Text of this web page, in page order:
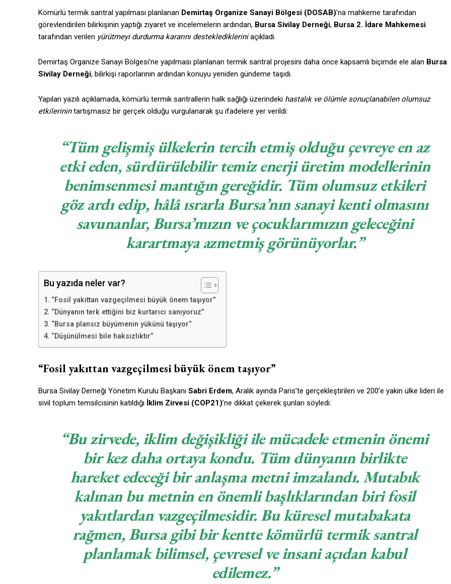
Kömürlü termik santral yapılması planlanan Demirtaş Organize Sanayi Bölgesi (DOSAB)’na mahkeme tarafından
görevlendirilen bilirkişinin yaptığı ziyaret ve incelemelerin ardından, Bursa Sivilay Derneği, Bursa 2. İdare Mahkemesi
tarafından verilen yürütmeyi durdurma kararını destekledikleriniaçıkladı.
Demirtaş Organize Sanayi Bölgesi’ne yapılması planlanan termik santral projesini daha önce kapsamlı biçimde ele alan Bursa
Sivilay Derneği, bilirkişi raporlarının ardından konuyu yeniden gündeme taşıdı.
Yapılan yazılı açıklamada, kömürlü termik santrallerin halk sağlığı üzerindeki hastalık ve ölümle sonuçlanabilen olumsuz
etkilerinintartışmasız bir gerçek olduğu vurgulanarak şu ifadelere yer verildi:
“Tüm gelişmiş ülkelerin tercih etmiş olduğu çevreye en az
etki eden, sürdürülebilir temiz enerji üretim modellerinin
benimsenmesi mantığın gereğidir. Tüm olumsuz etkileri
göz ardı edip, hâlâ ısrarla Bursa’nın sanayi kenti olmasını
savunanlar, Bursa’mızın ve çocuklarımızın geleceğini
karartmaya azmetmiş görünüyorlar.”
Bu yazıda neler var?
“Fosil yakıttan vazgeçilmesi büyük önem taşıyor”
“Dünyanın terk ettiğini biz kurtarıcı sanıyoruz”
“Bursa plansız büyümenin yükünü taşıyor”
“Düşünülmesi bile haksızlıktır”
“Fosil yakıttan vazgeçilmesi büyük önem taşıyor”
Bursa Sivilay Derneği Yönetim Kurulu Başkanı Sabri Erdem, Aralık ayında Paris’te gerçekleştirilen ve 200’e yakın ülke lideri ile
sivil toplum temsilcisinin katıldığı İklim Zirvesi (COP21)’ne dikkat çekerek şunları söyledi:
“Bu zirvede, iklim değişikliği ile mücadele etmenin önemi
bir kez daha ortaya kondu. Tüm dünyanın birlikte
hareket edeceği bir anlaşma metni imzalandı. Mutabık
kalınan bu metnin en önemli başlıklarından biri fosil
yakıtlardan vazgeçilmesidir. Bu küresel mutabakata
rağmen, Bursa gibi bir kentte kömürlü termik santral
planlamak bilimsel, çevresel ve insani açıdan kabul
edilemez.”